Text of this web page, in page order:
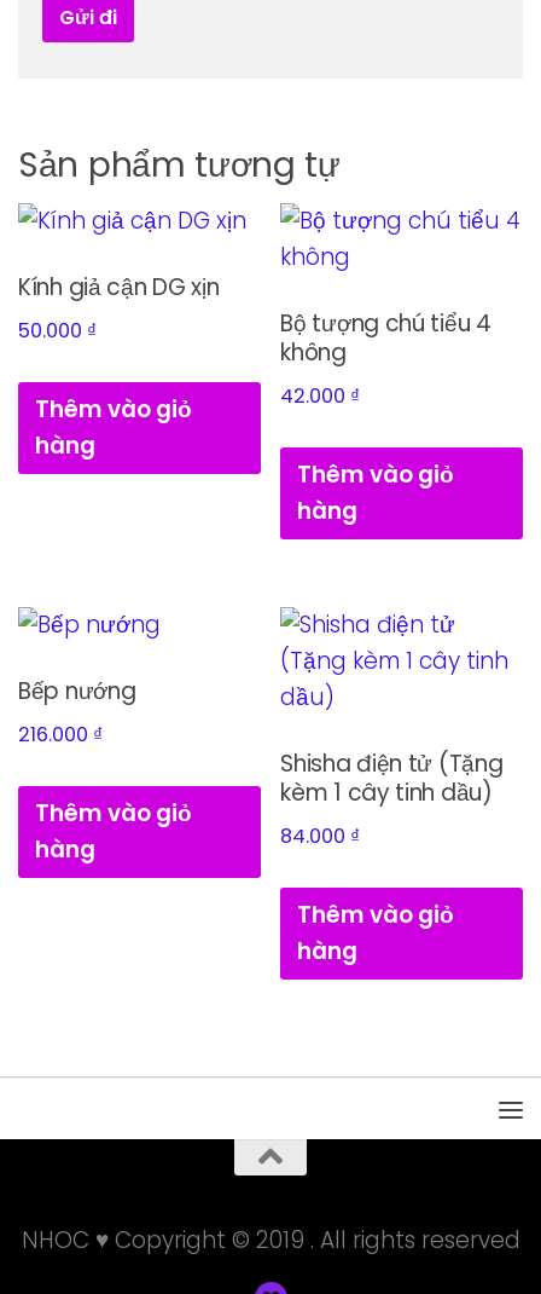
Sản phẩm tương tự
Kính giả cận DG xịn
50.000 ₫
Thêm vào giỏ
hàng
Bộ tượng chú tiểu 4
không
42.000 ₫
Thêm vào giỏ
hàng
Bếp nướng
216.000 ₫
Thêm vào giỏ
hàng
Shisha điện tử (Tặng
kèm 1 cây tinh dầu)
84.000 ₫
Thêm vào giỏ
hàng
NHOC ♥ Copyright © 2019 . All rights reserved